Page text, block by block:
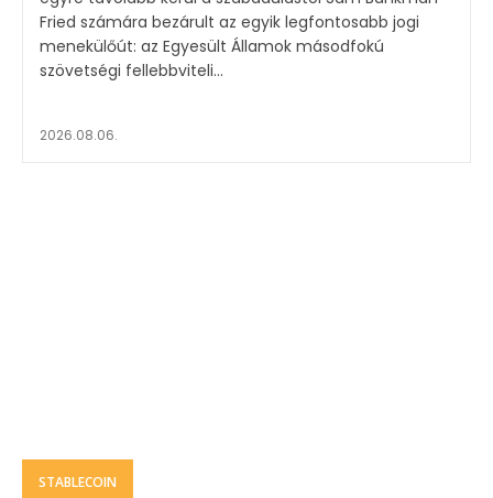
Fried számára bezárult az egyik legfontosabb jogi
menekülőút: az Egyesült Államok másodfokú
szövetségi fellebbviteli...
2026.08.06.
STABLECOIN